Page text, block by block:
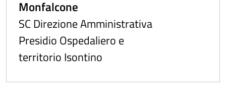
Monfalcone
SC Direzione Amministrativa
Presidio Ospedaliero e
territorio Isontino